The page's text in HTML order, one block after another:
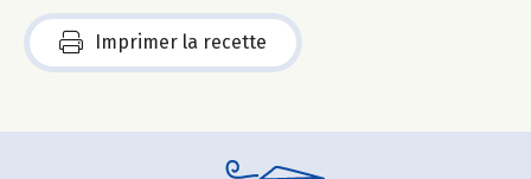
Imprimer la recette